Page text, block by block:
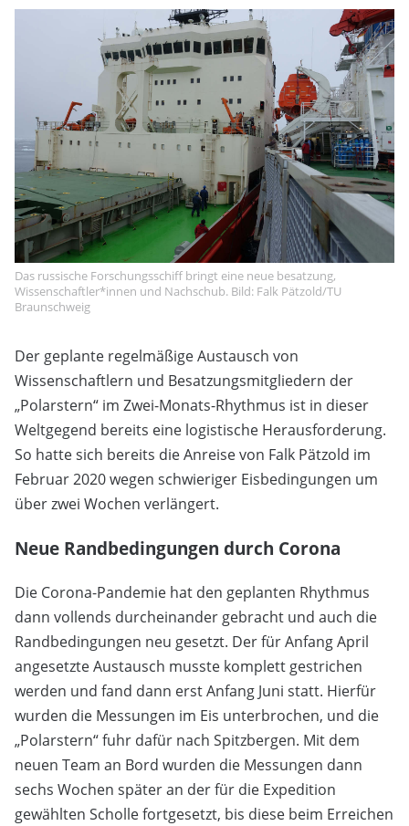
Das russische Forschungsschiff bringt eine neue besatzung,
Wissenschaftler*innen und Nachschub. Bild: Falk Pätzold/TU
Braunschweig
Der geplante regelmäßige Austausch von
Wissenschaftlern und Besatzungsmitgliedern der
„Polarstern“ im Zwei-Monats-Rhythmus ist in dieser
Weltgegend bereits eine logistische Herausforderung.
So hatte sich bereits die Anreise von Falk Pätzold im
Februar 2020 wegen schwieriger Eisbedingungen um
über zwei Wochen verlängert.
Neue Randbedingungen durch Corona
Die Corona-Pandemie hat den geplanten Rhythmus
dann vollends durcheinander gebracht und auch die
Randbedingungen neu gesetzt. Der für Anfang April
angesetzte Austausch musste komplett gestrichen
werden und fand dann erst Anfang Juni statt. Hierfür
wurden die Messungen im Eis unterbrochen, und die
„Polarstern“ fuhr dafür nach Spitzbergen. Mit dem
neuen Team an Bord wurden die Messungen dann
sechs Wochen später an der für die Expedition
gewählten Scholle fortgesetzt, bis diese beim Erreichen